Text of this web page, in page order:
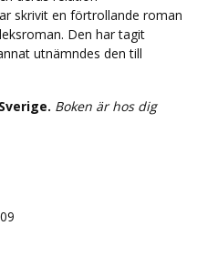
skrivit en förtrollande roman
Den har tagit
utnämndes den till
Boken är hos dig